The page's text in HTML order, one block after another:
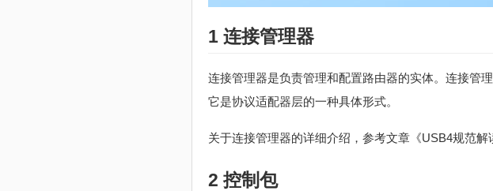
1 连接管理器‍
连接管理器是负责管理和配置路由器的实体。连接管
它是协议适配器层的一种具体形式。
关于连接管理器的详细介绍，参考文章《USB4规范
2 控制包